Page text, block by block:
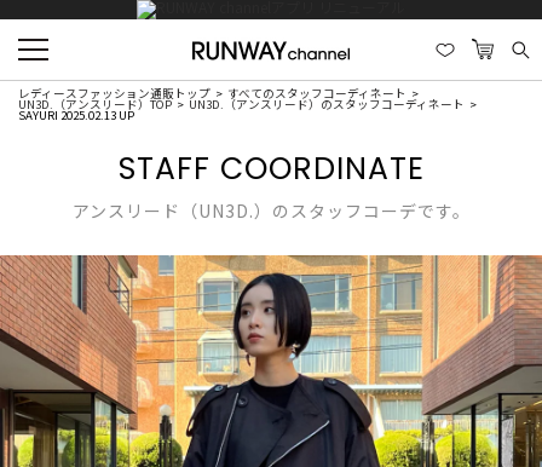
レディースファッション通販トップ すべてのスタッフコーディネート
UN3D.（アンスリード）TOP UN3D.（アンスリード）のスタッフコーディネート
SAYURI 2025.02.13 UP
STAFF COORDINATE
アンスリード（UN3D.）のスタッフコーデです。